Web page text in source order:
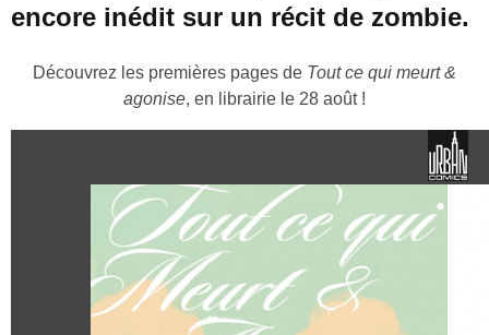
encore inédit sur un récit de zombie.
Découvrez les premières pages de Tout ce qui meurt &
agonise, en librairie le 28 août !